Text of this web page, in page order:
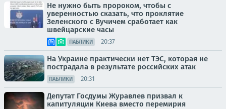
Не нужно быть пророком, чтобы с
уверенностью сказать, что проклятие
Зеленского с Вучичем сработает как
швейцарские часы
ПАБЛИКИ 20:37
На Украине практически нет ТЭС, которая не
пострадала в результате российских атак
ПАБЛИКИ 20:31
Депутат Госдумы Журавлев призвал к
капитуляции Киева вместо перемирия